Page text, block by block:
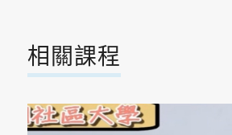
相關課程